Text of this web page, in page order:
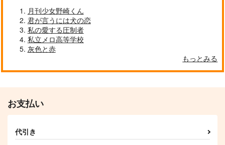
キミと
りんご飴くらぶ
629円（税込）
名探偵コナン
赤井秀一×安室透
サンプル
名探偵コナン
赤井秀一×安室透
月刊少女野崎くん
君が言うには犬の恋
私の愛する圧制者
私立メロ高等学校
灰色と赤
もっとみる
お支払い
代引き